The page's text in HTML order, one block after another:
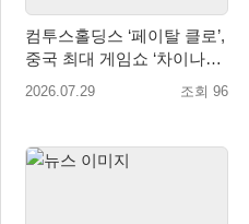
컴투스홀딩스 ‘페이탈 클로’,
중국 최대 게임쇼 ‘차이나조
이 2026’ 참가
2026.07.29 조회 96